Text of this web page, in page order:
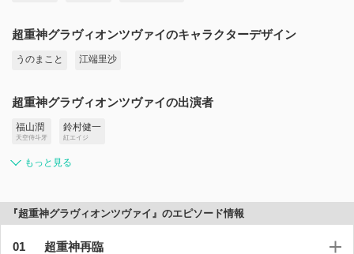
超重神グラヴィオンツヴァイのキャラクターデザイン
うのまこと 江端里沙
超重神グラヴィオンツヴァイの出演者
福山潤
天空侍斗牙
鈴村健一
紅エイジ
もっと見る
『超重神グラヴィオンツヴァイ』のエピソード情報
超重神再臨